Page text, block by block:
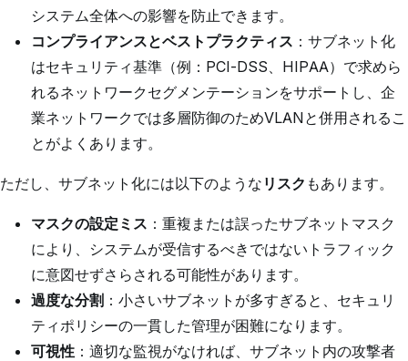
システム全体への影響を防止できます。
コンプライアンスとベストプラクティス ：サブネット化
はセキュリティ基準（例：PCI-DSS、HIPAA）で求めら
れるネットワークセグメンテーションをサポートし、企
業ネットワークでは多層防御のためVLANと併用されるこ
とがよくあります。
ただし、サブネット化には以下のような リスク もあります。
マスクの設定ミス ：重複または誤ったサブネットマスク
により、システムが受信するべきではないトラフィック
に意図せずさらされる可能性があります。
過度な分割：小さいサブネットが多すぎると、セキュリ
ティポリシーの一貫した管理が困難になります。
可視性：適切な監視がなければ、サブネット内の攻撃者